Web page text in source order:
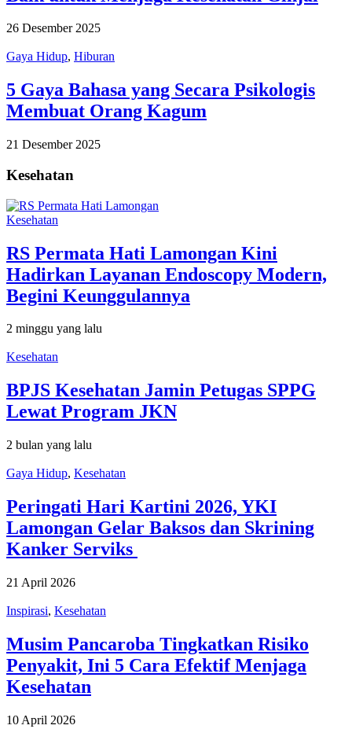
26 Desember 2025
Gaya Hidup, Hiburan
5 Gaya Bahasa yang Secara Psikologis
Membuat Orang Kagum
21 Desember 2025
Kesehatan
Kesehatan
RS Permata Hati Lamongan Kini
Hadirkan Layanan Endoscopy Modern,
Begini Keunggulannya
2 minggu yang lalu
Kesehatan
BPJS Kesehatan Jamin Petugas SPPG
Lewat Program JKN
2 bulan yang lalu
Gaya Hidup, Kesehatan
Peringati Hari Kartini 2026, YKI
Lamongan Gelar Baksos dan Skrining
Kanker Serviks
21 April 2026
Inspirasi, Kesehatan
Musim Pancaroba Tingkatkan Risiko
Penyakit, Ini 5 Cara Efektif Menjaga
Kesehatan
10 April 2026